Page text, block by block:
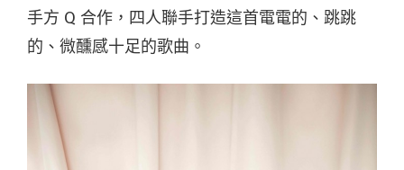
手方 Q 合作，四人聯手打造這首電電的、跳跳
的、微醺感十足的歌曲。